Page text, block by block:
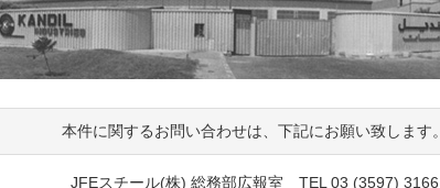
本件に関するお問い合わせは、下記にお願い致します。
JFEスチール(株) 総務部広報室 TEL 03 (3597) 3166